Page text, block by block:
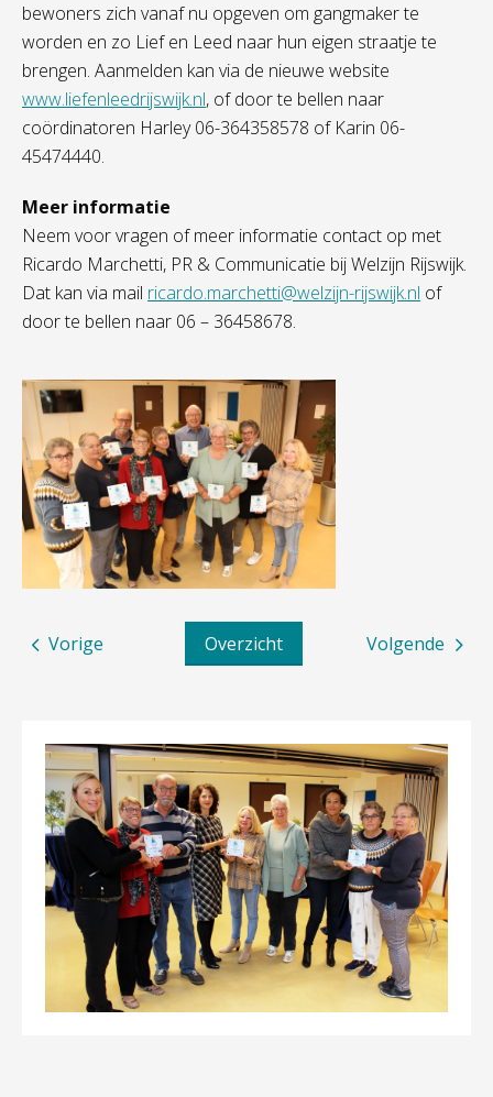
bewoners zich vanaf nu opgeven om gangmaker te
worden en zo Lief en Leed naar hun eigen straatje te
brengen. Aanmelden kan via de nieuwe website
www.liefenleedrijswijk.nl, of door te bellen naar
coördinatoren Harley 06-364358578 of Karin 06-
45474440.
Meer informatie
Neem voor vragen of meer informatie contact op met
Ricardo Marchetti, PR & Communicatie bij Welzijn Rijswijk.
Dat kan via mail ricardo.marchetti@welzijn-rijswijk.nl of
door te bellen naar 06 – 36458678.
Volgende
Overzicht
Vorige